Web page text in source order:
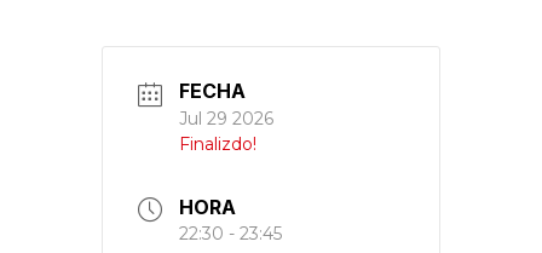
FECHA
Jul 29 2026
Finalizdo!
HORA
22:30 - 23:45